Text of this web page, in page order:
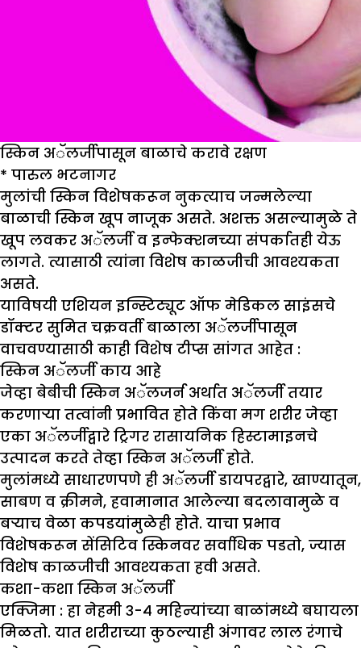
स्किन अॅलर्जीपासून बाळाचे करावे रक्षण
* पारुल भटनागर
मुलांची स्किन विशेषकरून नुकत्याच जन्मलेल्या
बाळाची स्किन खूप नाजूक असते. अशक्त असल्यामुळे ते
खूप लवकर अॅलर्जी व इन्फेक्शनच्या संपर्कातही येऊ
लागते. त्यासाठी त्यांना विशेष काळजीची आवश्यकता
असते.
याविषयी एशियन इन्स्टिट्यूट ऑफ मेडिकल साइंसचे
डॉक्टर सुमित चक्रवर्ती बाळाला अॅलर्जीपासून
वाचवण्यासाठी काही विशेष टीप्स सांगत आहेत :
स्किन अॅलर्जी काय आहे
जेव्हा बेबीची स्किन अॅलजर्न अर्थात अॅलर्जी तयार
करणाऱ्या तत्वांनी प्रभावित होते किंवा मग शरीर जेव्हा
एका अॅलर्जीद्वारे ट्रिगर रासायनिक हिस्टामाइनचे
उत्पादन करते तेव्हा स्किन अॅलर्जी होते.
मुलांमध्ये साधारणपणे ही अॅलर्जी डायपरद्वारे, खाण्यातून,
साबण व क्रीमने, हवामानात आलेल्या बदलावामुळे व
बऱ्याच वेळा कपडयांमुळेही होते. याचा प्रभाव
विशेषकरून सेंसिटिव स्किनवर सर्वाधिक पडतो, ज्यास
विशेष काळजीची आवश्यकता हवी असते.
कशा-कशा स्किन अॅलर्जी
एक्जिमा : हा नेहमी ३-४ महिन्यांच्या बाळांमध्ये बघायला
मिळतो. यात शरीराच्या कुठल्याही अंगावर लाल रंगाचे